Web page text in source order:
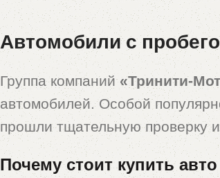
Автомобили с
Группа компаний«Тринити-
автомобилей. Особой
прошли тщательную проверку
Почему стоит купить